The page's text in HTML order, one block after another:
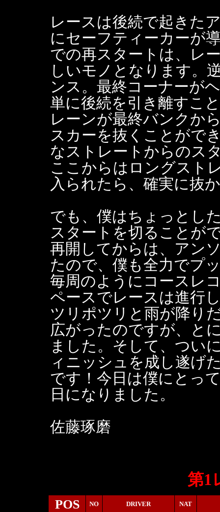
レースは後続で起きた
にセーフティーカーが
での再スタートは、レ
しいモノとなります。
ンス。最終コーナーが
単に後続を引き離すこ
レーンが最終バンクか
スカーを抜くことがで
なストレートからのス
ここからはロングスト
入られたら、確実に抜
でも、僕はちょっとし
スタートを切ることが
再開してからは、アン
たので、僕も全力でプ
毎周のようにコースレ
ペースでレースは進行
ツリポツリと雨が降り
広がったのですが、と
ました。そして、つい
ィニッシュを成し遂げ
です！今日は僕にとっ
日になりました。
佐藤琢磨
第1
POS NO DRIVER NAT